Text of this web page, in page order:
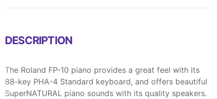
DESCRIPTION
The Roland FP-10 piano provides a great feel with its
88-key PHA-4 Standard keyboard, and offers beautiful
SuperNATURAL piano sounds with its quality speakers.